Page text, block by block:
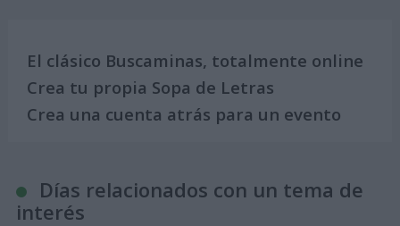
El clásico Buscaminas, totalmente online
Crea tu propia Sopa de Letras
Crea una cuenta atrás para un evento
Días relacionados con un tema de
interés